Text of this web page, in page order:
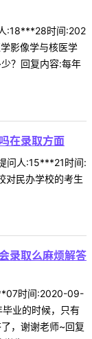
:18***28时间:202
影像学与核医学
？回复内容:每年
在录取方面
问人:15***21时间:
对民办学校的考生
录取么麻烦解答
时间:2020-09-
业的时候，只有
，谢谢老师~回复